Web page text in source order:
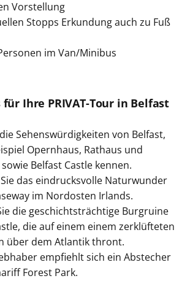
Vorstellung
Stopps Erkundung auch zu Fuß
im Van/Minibus
für Ihre PRIVAT-Tour in Belfast
Sehenswürdigkeiten von Belfast,
Opernhaus, Rathaus und
Belfast Castle kennen.
das eindrucksvolle Naturwunder
im Nordosten Irlands.
die geschichtsträchtige Burgruine
die auf einem einem zerklüfteten
über dem Atlantik thront.
empfiehlt sich ein Abstecher
Forest Park.